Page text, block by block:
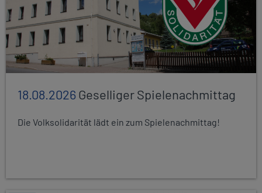
18.08.2026Geselliger Spielenachmittag
Die Volksolidarität lädt ein zum Spielenachmittag!